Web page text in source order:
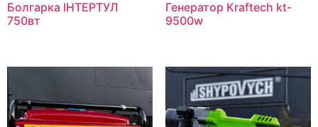
Болгарка ІНТЕРТУЛ
750вт
Генератор Kraftech kt-
9500w